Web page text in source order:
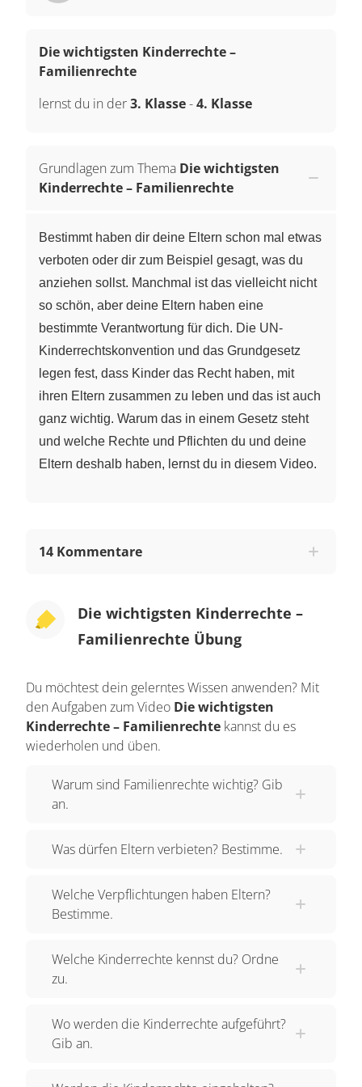
Die wichtigsten Kinderrechte –
Familienrechte
lernst du in der3. Klasse-4. Klasse
Grundlagen zum Thema Die wichtigsten
Kinderrechte – Familienrechte
Bestimmt haben dir deine Eltern schon mal etwas
verboten oder dir zum Beispiel gesagt, was du
anziehen sollst. Manchmal ist das vielleicht nicht
so schön, aber deine Eltern haben eine
bestimmte Verantwortung für dich. Die UN-
Kinderrechtskonvention und das Grundgesetz
legen fest, dass Kinder das Recht haben, mit
ihren Eltern zusammen zu leben und das ist auch
ganz wichtig. Warum das in einem Gesetz steht
und welche Rechte und Pflichten du und deine
Eltern deshalb haben, lernst du in diesem Video.
14 Kommentare
Die wichtigsten Kinderrechte –
Familienrechte Übung
Du möchtest dein gelerntes Wissen anwenden? Mit
den Aufgaben zum Video Die wichtigsten
Kinderrechte – Familienrechte kannst du es
wiederholen und üben.
Warum sind Familienrechte wichtig? Gib
an.
Was dürfen Eltern verbieten? Bestimme.
Welche Verpflichtungen haben Eltern?
Bestimme.
Welche Kinderrechte kennst du? Ordne
zu.
Wo werden die Kinderrechte aufgeführt?
Gib an.